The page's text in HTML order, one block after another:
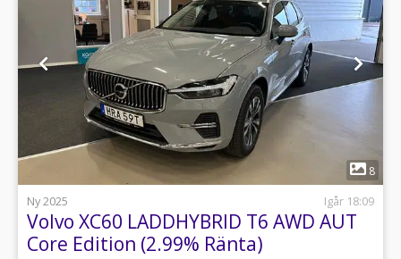
1
8
Ny 2025
Igår 18:09
Volvo XC60 LADDHYBRID T6 AWD AUT
Core Edition (2.99% Ränta)